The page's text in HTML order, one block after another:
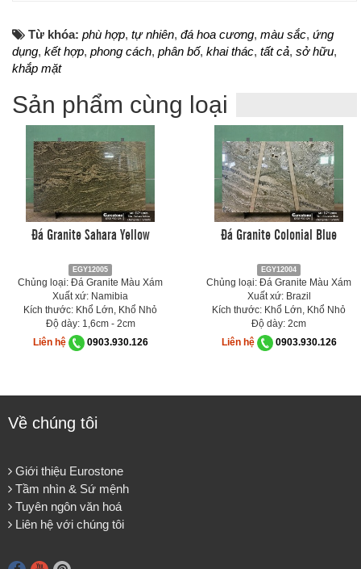
Từ khóa: phù hợp, tự nhiên, đá hoa cương, màu sắc, ứng
dụng, kết hợp, phong cách, phân bố, khai thác, tất cả, sở hữu,
khắp mặt
Sản phẩm cùng loại
Đá Granite Sahara Yellow
EGY12005
Chủng loại: Đá Granite Màu Xám
Xuất xứ: Namibia
Kích thước: Khổ Lớn, Khổ Nhỏ
Độ dày: 1,6cm - 2cm
Liên hệ
0903.930.126
Đá Granite Colonial Blue
EGY12004
Chủng loại: Đá Granite Màu Xám
Xuất xứ: Brazil
Kích thước: Khổ Lớn, Khổ Nhỏ
Độ dày: 2cm
Liên hệ
0903.930.126
Về chúng tôi
Giới thiệu Eurostone
Tầm nhìn & Sứ mệnh
Tuyên ngôn văn hoá
Liên hệ với chúng tôi